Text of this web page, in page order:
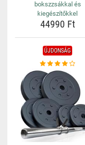
bokszzsákkal és
kiegészítőkkel
44990 Ft
ÚJDONSÁG